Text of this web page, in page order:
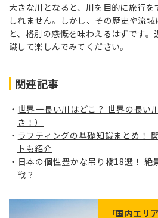
大きな川となると、川を目的に旅行
しれません。しかし、その歴史や流
と、格別の感慨を味わえるはずです
識して楽しんでみてください。
関連記事
世界一長い川はどこ？ 世界の長い
き！）
ラフティングの基礎知識まとめ！
トも紹介
日本の個性豊かな吊り橋18選！ 絶
戦？
「国内エリア